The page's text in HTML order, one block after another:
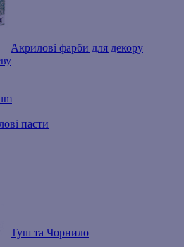
Акрилові фарби для декору
пасти
Туш та Чорнило